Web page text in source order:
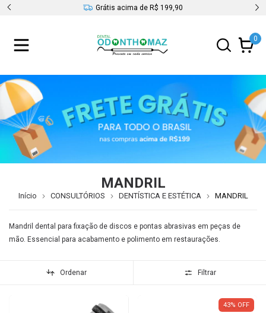
Grátis acima de R$ 199,90
0
MANDRIL
Início CONSULTÓRIOS DENTÍSTICA E ESTÉTICA MANDRIL
Mandril dental para fixação de discos e pontas abrasivas em peças de
mão. Essencial para acabamento e polimento em restaurações.
Ordenar Filtrar
43% OFF